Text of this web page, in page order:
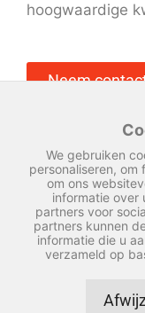
hoogwaardige
Neem
We gebruiken
personaliseren, om
om ons
informatie over
partners voor
partners kunnen
informatie die u
verzameld op